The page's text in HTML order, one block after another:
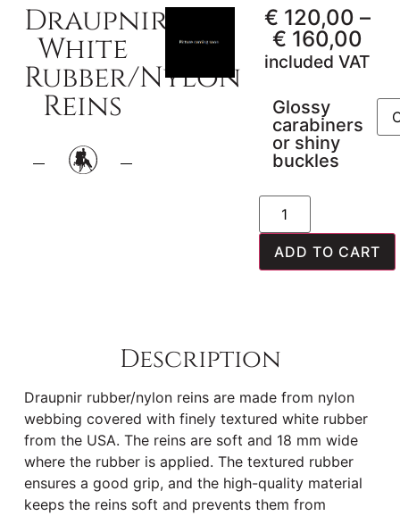
Draupnir®
White
Rubber/Nylon
Reins
€ 120,00 –
€ 160,00
included VAT
Glossy
carabiners
or shiny
buckles
ADD TO CART
Description
Draupnir rubber/nylon reins are made from nylon
webbing covered with finely textured white rubber
from the USA. The reins are soft and 18 mm wide
where the rubber is applied. The textured rubber
ensures a good grip, and the high-quality material
keeps the reins soft and prevents them from